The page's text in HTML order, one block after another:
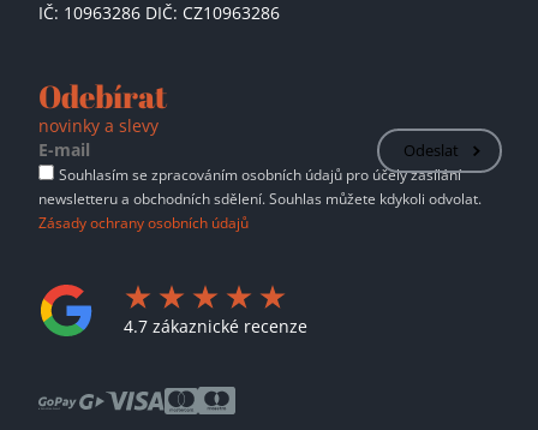
IČ: 10963286 DIČ: CZ10963286
Odebírat
novinky a slevy
Odeslat
Souhlasím se zpracováním osobních údajů pro účely zasílání
newsletteru a obchodních sdělení. Souhlas můžete kdykoli odvolat.
Zásady ochrany osobních údajů
4.7 zákaznické recenze